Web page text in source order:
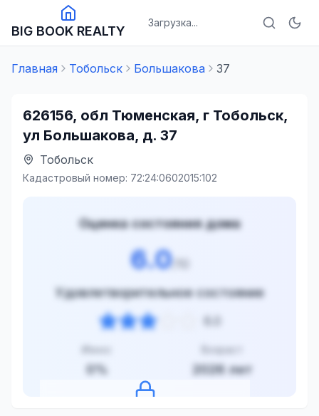
BIG BOOK REALTY
Загрузка...
Главная Тобольск Большакова 37
626156, обл Тюменская, г Тобольск,
ул Большакова, д. 37
Тобольск
Кадастровый номер: 72:24:0602015:102
Оценка состояния дома
6.0/10
Удовлетворительное состояние
0 %
Возраст
2026 лет